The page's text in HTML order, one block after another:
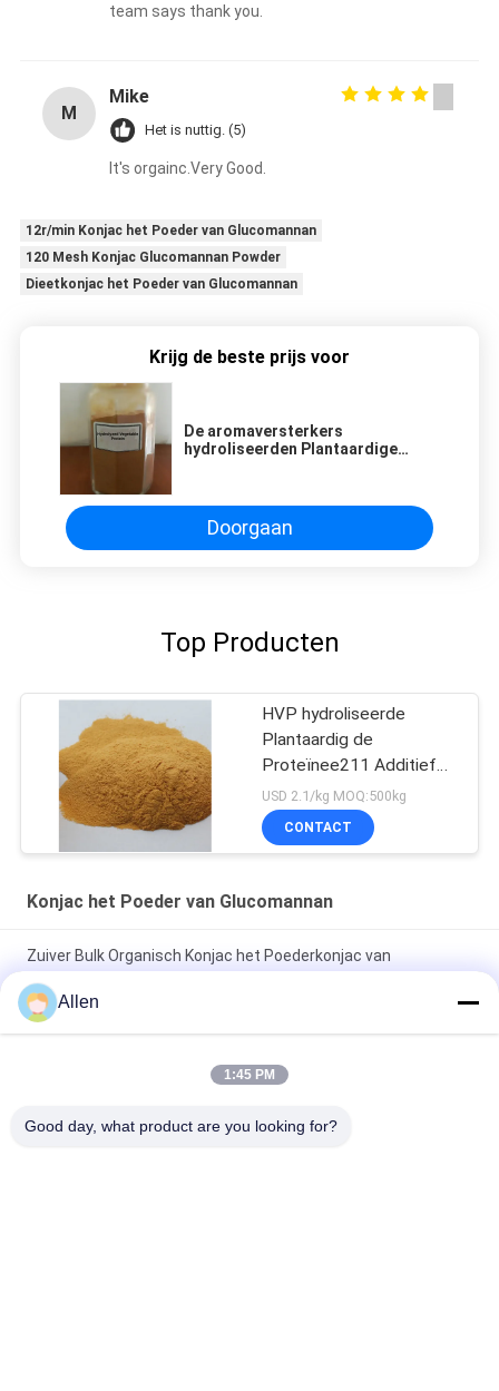
team says thank you.
M
Mike
Het is nuttig. (5)
It's orgainc.Very Good.
12r/min Konjac het Poeder van Glucomannan
120 Mesh Konjac Glucomannan Powder
Dieetkonjac het Poeder van Glucomannan
Krijg de beste prijs voor
De aromaversterkers
hydroliseerden Plantaardige
Doorgaan
Top Producten
HVP hydroliseerde
Plantaardig de
Proteïnee211 Additief
voor levensmiddelen van
de Poedersoja
USD 2.1/kg MOQ:500kg
CONTACT
Konjac het Poeder van Glucomannan
Zuiver Bulk Organisch Konjac het Poederkonjac van
Bloemglucomannan PoederAdditief voor levensmiddelen
Voedingssupplementen Voedingsvezel Glucomannan Konjac
Gehydrolyseerd plantaardig eiwit Geel oplosbaar poeder
Allen
1:45 PM
Good day, what product are you looking for?